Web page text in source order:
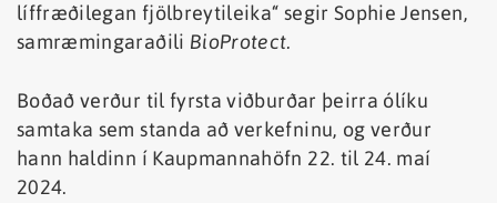
líffræðilegan fjölbreytileika“ segir Sophie Jensen,
samræmingaraðili BioProtect.
Boðað verður til fyrsta viðburðar þeirra ólíku
samtaka sem standa að verkefninu, og verður
hann haldinn í Kaupmannahöfn 22. til 24. maí
2024.